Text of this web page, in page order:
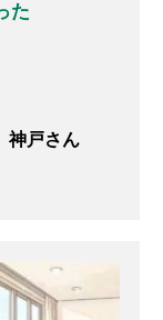
た
神戸さん